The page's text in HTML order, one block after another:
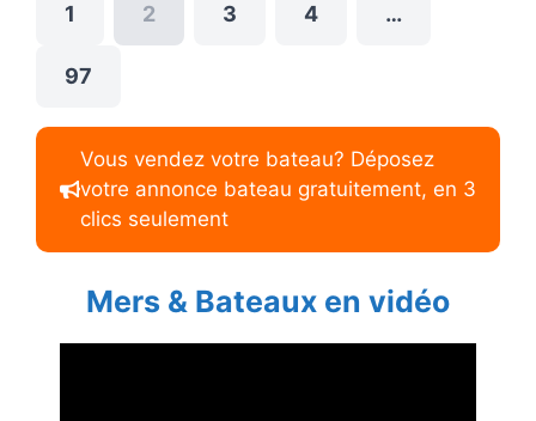
1 2 3 4 …
97
Vous vendez votre bateau? Déposez
votre annonce bateau gratuitement, en 3
clics seulement
Mers & Bateaux en vidéo